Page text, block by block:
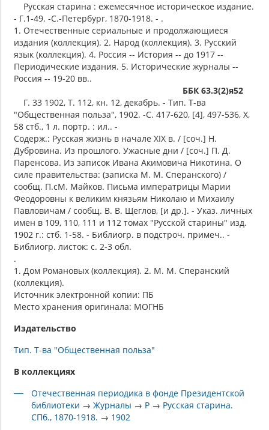
Русская старина : ежемесячное историческое издание.
- Г.1-49. -С.-Петербург, 1870-1918. - .
1. Отечественные сериальные и продолжающиеся
издания (коллекция). 2. Народ (коллекция). 3. Русский
язык (коллекция). 4. Россия -- История -- до 1917 --
Периодические издания. 5. Исторические журналы --
Россия -- 19-20 вв..
ББК 63.3(2)я52
Г. 33 1902, Т. 112, кн. 12, декабрь. - Тип. Т-ва
"Общественная польза", 1902. -С. 417-620, [4], 497-536, X,
58 стб., 1 л. портр. : ил.. -
Содерж.: Русская жизнь в начале XIX в. / [соч.] Н.
Дубровина. Из прошлого. Ужасные дни / [соч.] П. Д.
Паренсова. Из записок Ивана Акимовича Никотина. О
силе правительства: (записка М. М. Сперанского) /
сообщ. П.сМ. Майков. Письма императрицы Марии
Феодоровны к великим князьям Николаю и Михаилу
Павловичам / сообщ. В. В. Щеглов, [и др.]. - Указ. личных
имен в 109, 110, 111 и 112 томах "Русской старины" изд.
1902 г.: стб. 1-58. - Библиогр. в подстроч. примеч.. -
Библиогр. листок: с. 2-3 обл.
.
1. Дом Романовых (коллекция). 2. М. М. Сперанский
(коллекция).
Источник электронной копии: ПБ
Место хранения оригинала: МОГНБ
Издательство
Тип. Т-ва "Общественная польза"
В коллекциях
Отечественная периодика в фонде Президентской
библиотеки →Журналы → Р → Русская старина.
СПб., 1870-1918. → 1902